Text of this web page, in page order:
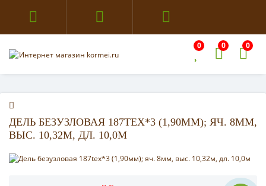
0 0 0
ДЕЛЬ БЕЗУЗЛОВАЯ 187TEX*3 (1,90ММ); ЯЧ. 8ММ,
ВЫС. 10,32М, ДЛ. 10,0М